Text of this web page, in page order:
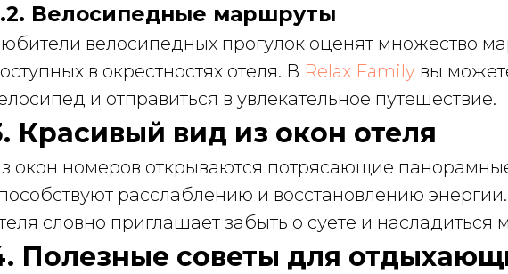
Велосипедные маршруты
велосипедных прогулок оценят множество
в окрестностях отеля. В Relax Family вы
и отправиться в увлекательное путешествие.
Красивый вид из окон отеля
окон номеров открываются потрясающие
расслаблению и восстановлению
словно приглашает забыть о суете и насладиться
Полезные советы для